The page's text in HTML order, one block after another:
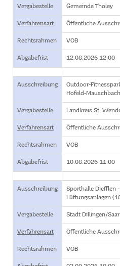
Vergabestelle Gemeinde Tholey
Verfahrensart Öffentliche
Rechtsrahmen VOB
Abgabefrist 12.08.2026 12:00
Ausschreibung
Outdoor-
Hofeld-
Vergabestelle Landkreis St.
Verfahrensart Öffentliche
Rechtsrahmen VOB
Abgabefrist 10.08.2026 11:00
Ausschreibung
Sporthalle Diefflen
Lüftungsanlagen
Vergabestelle Stadt Dillingen/Saar
Verfahrensart Öffentliche
Rechtsrahmen VOB